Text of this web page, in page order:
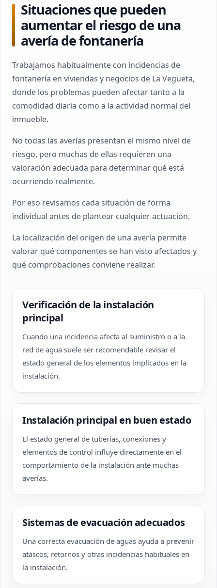
Situaciones que pueden
aumentar el riesgo de una
avería de fontanería
Trabajamos habitualmente con incidencias de
fontanería en viviendas y negocios de La Vegueta,
donde los problemas pueden afectar tanto a la
comodidad diaria como a la actividad normal del
inmueble.
No todas las averías presentan el mismo nivel de
riesgo, pero muchas de ellas requieren una
valoración adecuada para determinar qué está
ocurriendo realmente.
Por eso revisamos cada situación de forma
individual antes de plantear cualquier actuación.
La localización del origen de una avería permite
valorar qué componentes se han visto afectados y
qué comprobaciones conviene realizar.
Verificación de la instalación
principal
Cuando una incidencia afecta al suministro o a la
red de agua suele ser recomendable revisar el
estado general de los elementos implicados en la
instalación.
Instalación principal en buen estado
El estado general de tuberías, conexiones y
elementos de control influye directamente en el
comportamiento de la instalación ante muchas
averías.
Sistemas de evacuación adecuados
Una correcta evacuación de aguas ayuda a prevenir
atascos, retornos y otras incidencias habituales en
la instalación.